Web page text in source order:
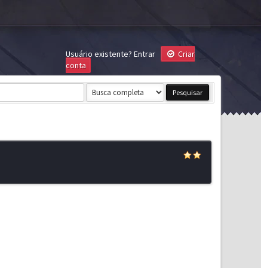
Usuário existente? Entrar
Criar
conta